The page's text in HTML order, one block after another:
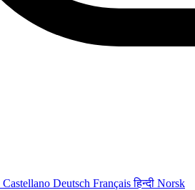
Castellano Deutsch Françaisहिन्दी Norsk